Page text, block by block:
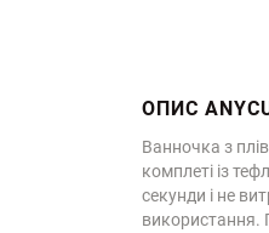
ОПИС
Ванночка з
комплеті із
секунди і не
використання.